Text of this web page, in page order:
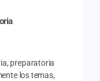
preparatoria
los temas,